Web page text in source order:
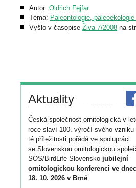
Autor: Oldřich Fejfar
Téma: Paleontologie,
Vyšlo v časopise Živa 7/2008 na
Aktuality
Česká společnost ornitologická v
roce slaví 100. výročí svého vzniku
té příležitosti pořádá ve spolupráci
se Slovenskou ornitologickou
SOS/BirdLife Slovensko jubilejní
ornitologickou konferenci ve
18. 10. 2026 v Brně.